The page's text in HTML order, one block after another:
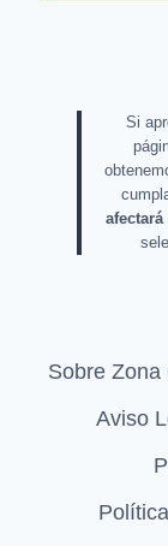
Si
Sobre Zona
Aviso